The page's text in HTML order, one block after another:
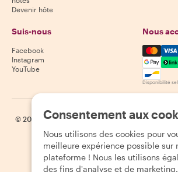
Devenir hôte
Suis-nous
Facebook
Instagram
YouTube
Nous
Disponibilité
© 2026 Withlocals.com | Politique de
site
Consentement aux
Nous utilisons des cookies pour
meilleure expérience possible sur
plateforme ! Nous les utilisons
des fins d'analyse et de marketing.